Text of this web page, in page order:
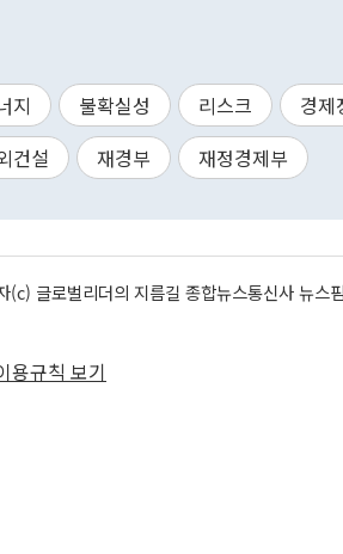
지 불확실성 리스크 경제
건설 재경부 재정경제부
(c) 글로벌리더의 지름길 종합뉴스통신사 뉴
용규칙 보기